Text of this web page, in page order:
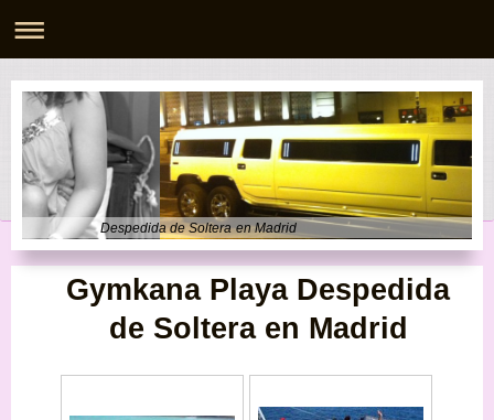
Despedida de Soltera en Madrid
Gymkana Playa Despedida
de Soltera en Madrid